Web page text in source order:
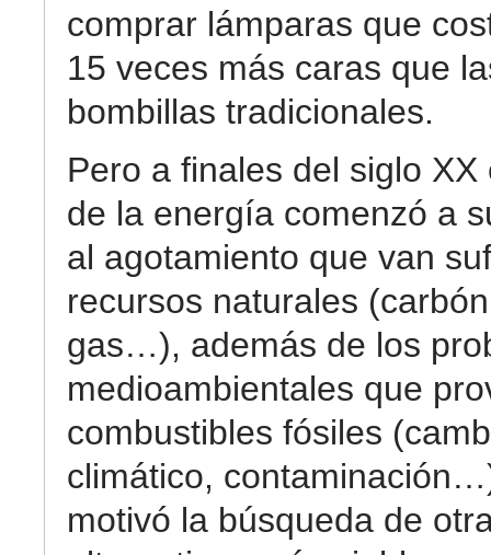
comprar lámparas que
15 veces más caras que
bombillas tradicionales.
Pero a finales del siglo XX
de la energía comenzó a
al agotamiento que van
recursos naturales
gas…), además de los
medioambientales que
combustibles fósiles
climático,
motivó la búsqueda de